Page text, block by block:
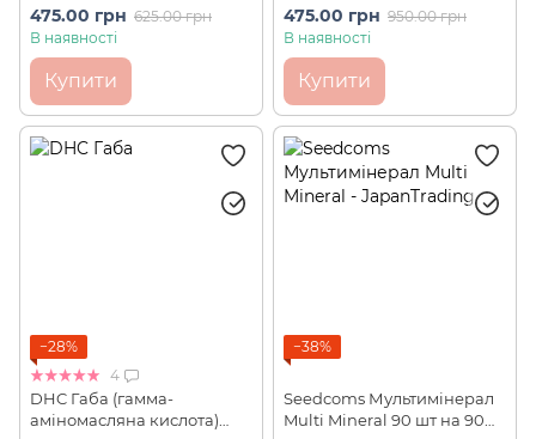
475.00 грн 625.00 грн
В наявності
Купити
475.00 грн 950.00 грн
В наявності
Купити
−28%
4
DHC Габа (гамма-
аміномасляна кислота)
−38%
Seedcoms Мультимінерал
Multi Mineral 90 шт на 90